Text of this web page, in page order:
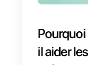
patients